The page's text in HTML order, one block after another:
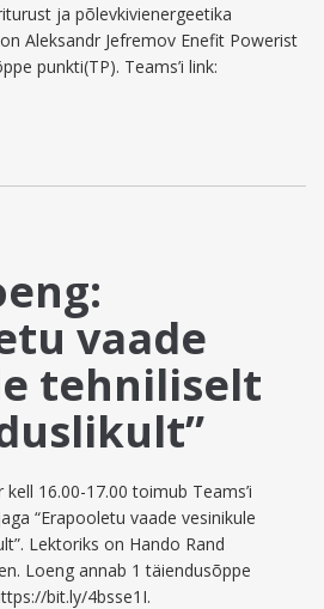
ja põlevkivienergeetika
Aleksandr Jefremov Enefit Powerist
punkti(TP). Teams’i link:
vaade
tehniliselt
16.00-17.00 toimub Teams’i
“Erapooletu vaade vesinikule
Lektoriks on Hando Rand
Loeng annab 1 täiendusõppe
bit.ly/4bsse1I.